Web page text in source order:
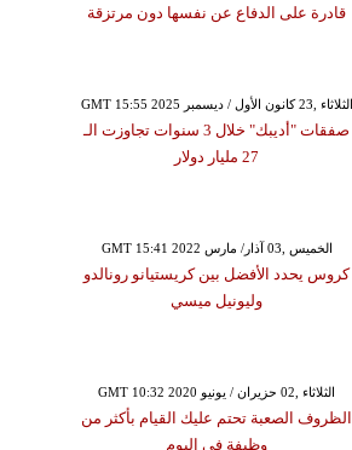
قادرة على الدفاع عن نفسها دون مرتزقة
GMT 15:55 2025 الثلاثاء ,23 كانون الأول / ديسمبر
صفقات "أديبك" خلال 3 سنوات تجاوزت الـ
27 مليار دولار
GMT 15:41 2022 الخميس ,03 آذار/ مارس
كروس يحدد الأفضل بين كريستيانو رونالدو
وليونيل ميسي
GMT 10:32 2020 الثلاثاء ,02 حزيران / يونيو
الظروف الصعبة تحتم عليك القيام بأكثر من
وظيفة في اليوم